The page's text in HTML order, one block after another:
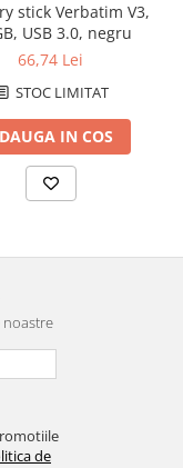
stick Verbatim V3,
USB 3.0, negru
66,74 Lei
STOC LIMITAT
IN COS
noastre
de